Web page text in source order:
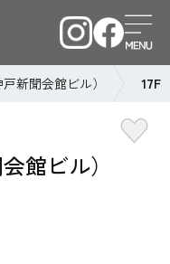
新聞会館ビル） 17F
館ビル）